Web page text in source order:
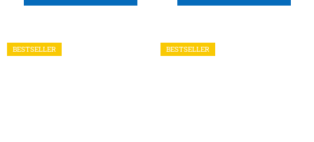
BESTSELLER BESTSELLER